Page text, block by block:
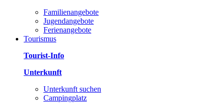
Familienangebote
Jugendangebote
Ferienangebote
Tourismus
Tourist-Info
Unterkunft
Unterkunft suchen
Campingplatz